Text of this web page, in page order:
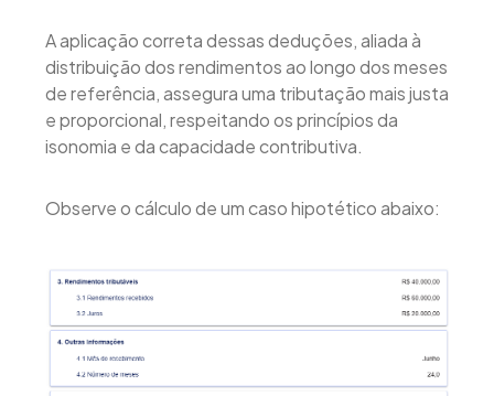
A aplicação correta dessas deduções, aliada à
distribuição dos rendimentos ao longo dos meses
de referência, assegura uma tributação mais justa
e proporcional, respeitando os princípios da
isonomia e da capacidade contributiva.
Observe o cálculo de um caso hipotético abaixo: